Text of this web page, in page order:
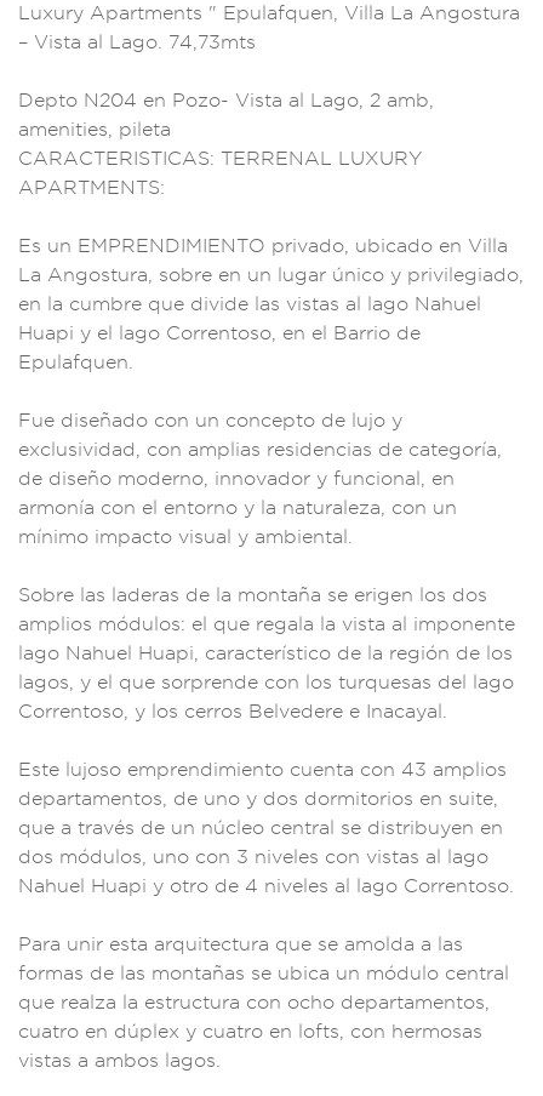
L uxury Apartments " Epu lafquen, Vil la La Angostura
– Vista al Lago. 74,73mts
Depto N204 en Pozo- Vista al L ago, 2 amb
amenities, pileta
CARACTERISTICAS: TERRENAL LUXURY
APARTMENTS:
Es un EMPRENDIMIENTO privado , ubicado en Vill a
La Angostura, sobre en un lugar único y privilegiado,
en la cumbre que divide las vistas al lago Nahuel
Huapi y el lago Correntoso, en el Barrio de
Epulafquen.
Fue diseñado con un concepto de lujo y
exclusividad, con amplias residencias de categoría,
de diseño moderno, innovador y funcional, en
armonía con e l entorno y l a naturaleza, con un
mínimo impacto visual y ambiental.
Sobre l as laderas de la montaña se erigen los dos
amplios módu los: el que regala la vista al imponente
lago Nahuel Huapi , característico de la región de los
lagos, y el que sorprende con l os turquesas del lago
Correntoso, y los cerros Belvedere e Inacayal.
Este lujoso emprendimiento cuenta con 43 amplios
departamentos, de uno y dos dormitorios en suite
que a través de un núc leo centra l se distribuyen en
dos módulos, uno con 3 niveles con vistas al lago
Nahuel Huapi y otro de 4 niveles al lago Correntoso.
Para unir esta arquitectura que se amolda a las
formas de las montañas se ubica un módulo central
que realza la estructura con ocho departamentos
cuatro en dúplex y cuatro en lofts, con hermosas
vistas a ambos lagos.